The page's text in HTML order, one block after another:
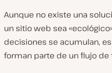
Aunque no existe una
un sitio web sea
decisiones se acumulan,
forman parte de un flujo de